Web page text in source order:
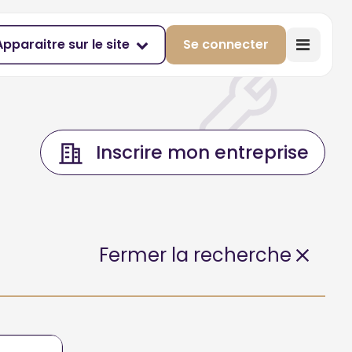
sur le site Se connecter
Inscrire mon entreprise
Fermer la recherche